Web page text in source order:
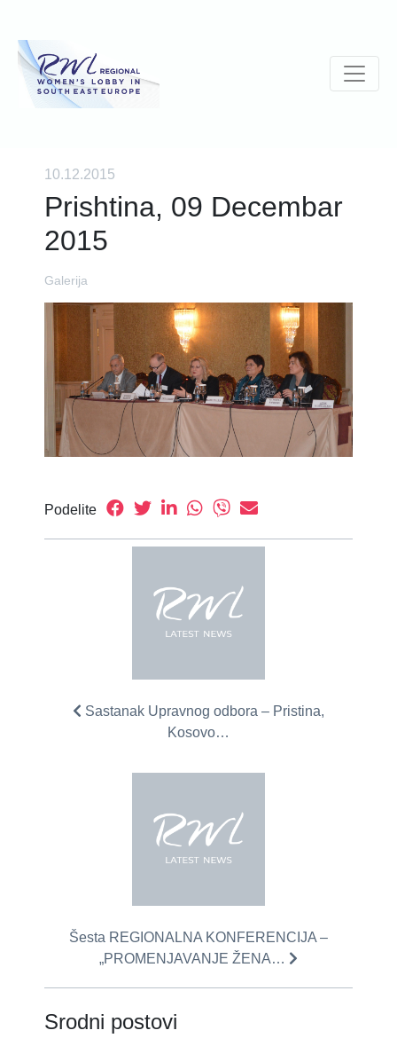
10.12.2015
Prishtina, 09 Decembar
2015
Galerija
Podelite
Sastanak Upravnog odbora – Pristina,
Kosovo…
Šesta REGIONALNA KONFERENCIJA –
„PROMENJAVANJE ŽENA…
Srodni postovi